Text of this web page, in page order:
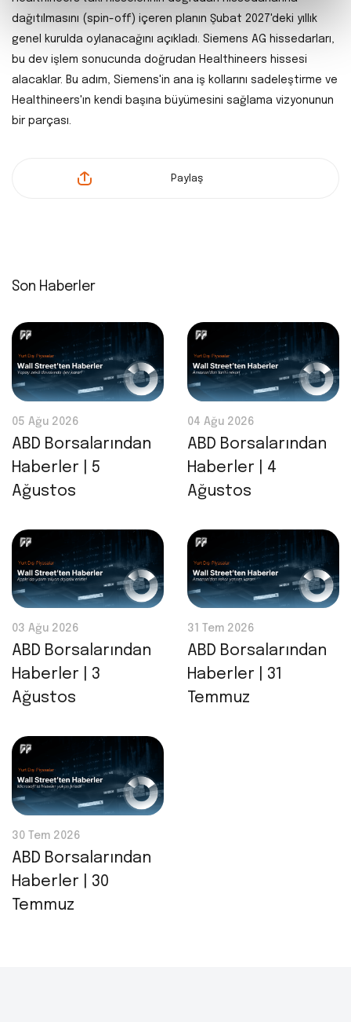
dağıtılmasını (spin-off) içeren planın Şubat 2027'deki yıllık
genel kurulda oylanacağını açıkladı. Siemens AG hissedarları,
bu dev işlem sonucunda doğrudan Healthineers hissesi
alacaklar. Bu adım, Siemens'in ana iş kollarını sadeleştirme ve
Healthineers'ın kendi başına büyümesini sağlama vizyonunun
bir parçası.
Paylaş
Son Haberler
05 Ağu 2026
ABD Borsalarından
Haberler | 5
Ağustos
04 Ağu 2026
ABD Borsalarından
Haberler | 4
Ağustos
03 Ağu 2026
ABD Borsalarından
Haberler | 3
Ağustos
31 Tem 2026
ABD Borsalarından
Haberler | 31
Temmuz
30 Tem 2026
ABD Borsalarından
Haberler | 30
Temmuz